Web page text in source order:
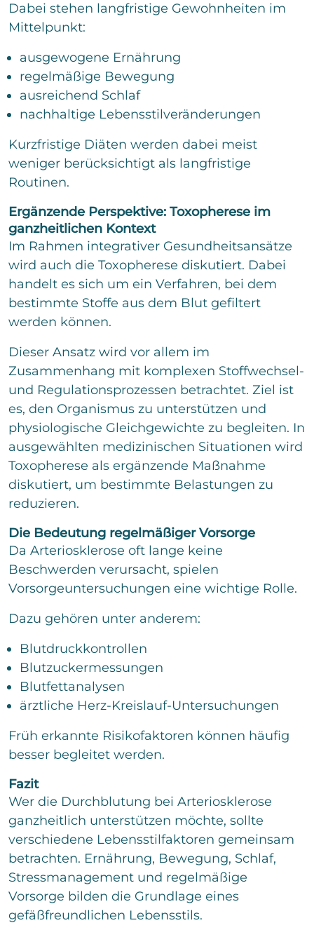
Dabei stehen langfristige Gewohnheiten im
Mittelpunkt:
ausgewogene Ernährung
regelmäßige Bewegung
ausreichend Schlaf
nachhaltige Lebensstilveränderungen
Kurzfristige Diäten werden dabei meist
weniger berücksichtigt als langfristige
Routinen.
Ergänzende Perspektive: Toxopherese im
ganzheitlichen Kontext
Im Rahmen integrativer Gesundheitsansätze
wird auch die Toxopherese diskutiert. Dabei
handelt es sich um ein Verfahren, bei dem
bestimmte Stoffe aus dem Blut gefiltert
werden können.
Dieser Ansatz wird vor allem im
Zusammenhang mit komplexen Stoffwechsel-
und Regulationsprozessen betrachtet. Ziel ist
es, den Organismus zu unterstützen und
physiologische Gleichgewichte zu begleiten. In
ausgewählten medizinischen Situationen wird
Toxopherese als ergänzende Maßnahme
diskutiert, um bestimmte Belastungen zu
reduzieren.
Die Bedeutung regelmäßiger Vorsorge
Da Arteriosklerose oft lange keine
Beschwerden verursacht, spielen
Vorsorgeuntersuchungen eine wichtige Rolle.
Dazu gehören unter anderem:
Blutdruckkontrollen
Blutzuckermessungen
Blutfettanalysen
ärztliche Herz-Kreislauf-Untersuchungen
Früh erkannte Risikofaktoren können häufig
besser begleitet werden.
Fazit
Wer die Durchblutung bei Arteriosklerose
ganzheitlich unterstützen möchte, sollte
verschiedene Lebensstilfaktoren gemeinsam
betrachten. Ernährung, Bewegung, Schlaf,
Stressmanagement und regelmäßige
Vorsorge bilden die Grundlage eines
gefäßfreundlichen Lebensstils.